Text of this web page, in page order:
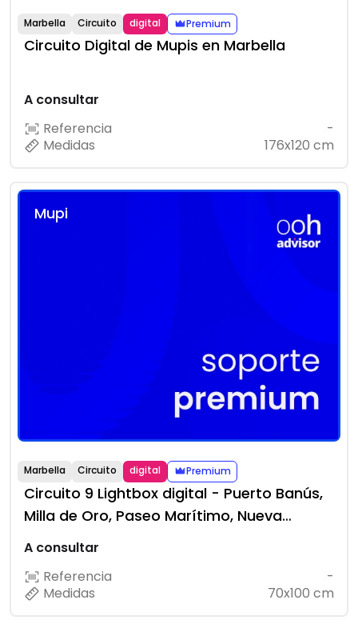
Marbella Circuito digital Premium
Circuito Digital de Mupis en Marbella
A consultar
Referencia
-
Medidas
176x120 cm
Mupi
Marbella Circuito digital Premium
Circuito 9 Lightbox digital - Puerto Banús,
Milla de Oro, Paseo Marítimo, Nueva
Andalucía
A consultar
Referencia
-
Medidas
70x100 cm